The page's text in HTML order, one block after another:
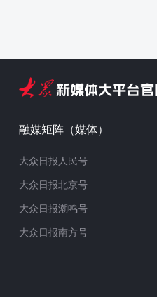
融媒矩阵（媒体）
大众日报人民号
大众日报北京号
大众日报潮鸣号
大众日报南方号